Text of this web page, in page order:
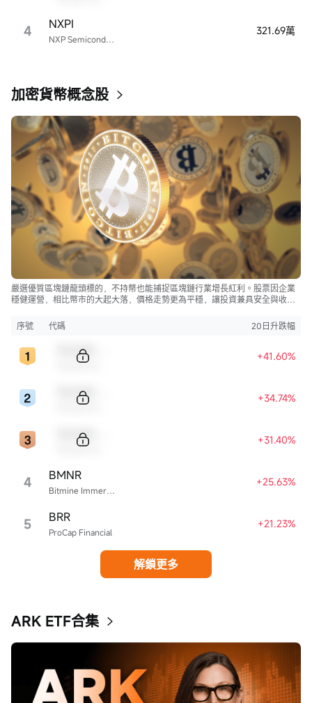
4 NXP Semiconductors
NXPI 321.69萬
加密貨幣概念股
嚴選優質區塊鏈龍頭標的，不持幣也能捕捉區塊鏈行業增長紅利。股票因企業
穩健運營，相比幣市的大起大落，價格走勢更為平穩，讓投資兼具安全與收
序號
代碼 20日升跌幅
+41.60%
+34.74%
+31.40%
4 Bitmine Immersion Technologies
BMNR +25.63%
5 ProCap Financial
BRR +21.23%
解鎖更多
ARK ETF合集